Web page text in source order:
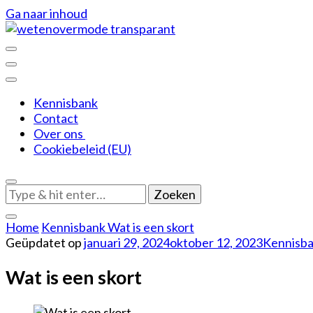
Ga naar inhoud
Weten over mode
Kennisbank
Contact
Over ons
Cookiebeleid (EU)
Op
zoek
naar
iets?
Home KennisbankWat is een skort
Geüpdatet opjanuari 29, 2024oktober 12, 2023
Wat is een skort